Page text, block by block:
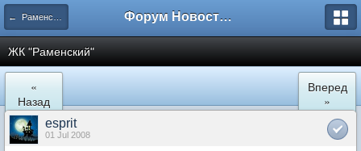
← Раменское Форум Новостройки
ЖК "Рaменский"
«
Назад
Вперед
»
esprit
01 Jul 2008